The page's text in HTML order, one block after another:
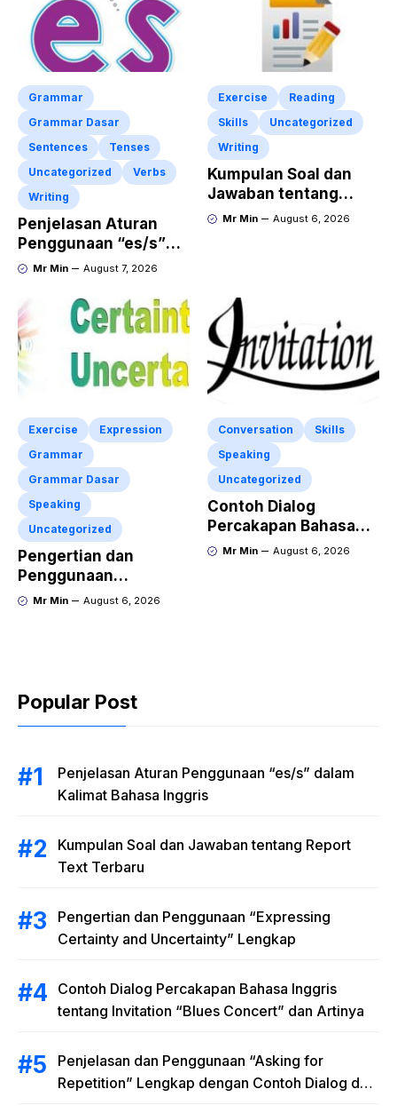
Grammar
Grammar Dasar
Sentences
Tenses
Uncategorized
Verbs
Writing
Penjelasan Aturan
Penggunaan “es/s”
dalam Kalimat Bahasa
Mr Min August 7, 2026
Exercise
Reading
Skills
Uncategorized
Writing
Kumpulan Soal dan
Jawaban tentang
Report Text Terbaru
Mr Min August 6, 2026
Exercise
Expression
Grammar
Grammar Dasar
Speaking
Uncategorized
Pengertian dan
Penggunaan
“Expressing Certainty
Mr Min August 6, 2026
Conversation
Skills
Speaking
Uncategorized
Contoh Dialog
Percakapan Bahasa
Inggris tentang
Mr Min August 6, 2026
Popular Post
Penjelasan Aturan Penggunaan “es/s” dalam
Kalimat Bahasa Inggris
Kumpulan Soal dan Jawaban tentang Report
Text Terbaru
Pengertian dan Penggunaan “Expressing
Certainty and Uncertainty” Lengkap
Contoh Dialog Percakapan Bahasa Inggris
tentang Invitation “Blues Concert” dan Artinya
Penjelasan dan Penggunaan “Asking for
Repetition” Lengkap dengan Contoh Dialog dan